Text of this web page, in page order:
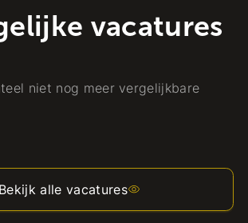
vacatures
niet nog meer vergelijkbare
Bekijk alle vacatures